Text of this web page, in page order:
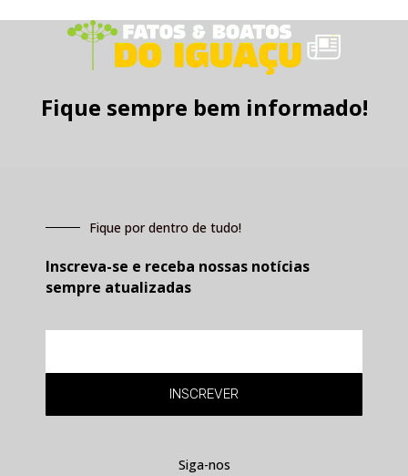
Fique sempre bem informado!
Fique por dentro de tudo!
Inscreva-se e receba nossas notícias
sempre atualizadas
INSCREVER
Siga-nos